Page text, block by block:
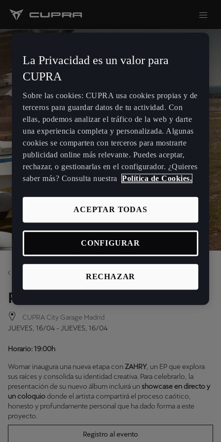
Raval Music Session: Womar
CUPRA City Garage Madrid
JUEVES, 16/04 - JUEVES, 16/04
Horario: 19:00h
Womar inaugura una nueva etapa conZAHRY, un EP que explora
sus raíces y consolida su identidad creativa. Para celebrarlo, la
presentación de su nuevo álbum incluirá unshowcase en directo y
un coloquiodonde el artista compartirá el proceso caótico,
honesto y profundamente personal que ha dado forma a este
proyecto.
Registro al evento
La Privacidad es un valor para
CUPRA
Sobre las cookies: CUPRA usa cookies propias y de
terceros para guardar datos de tu actividad. Con
ellas, podemos analizar el tráfico de la web y darte
una experiencia completa y personalizada. Algunas
cookies se comparten con terceros para mostrarte
publicidad online más relevante. Puedes aceptar,
rechazar, o gestionarlas en el configurador. ¿Quieres
saber más? Consulta nuestra
Política de Cookies.
RECHAZAR
ACEPTAR TODAS
CONFIGURAR